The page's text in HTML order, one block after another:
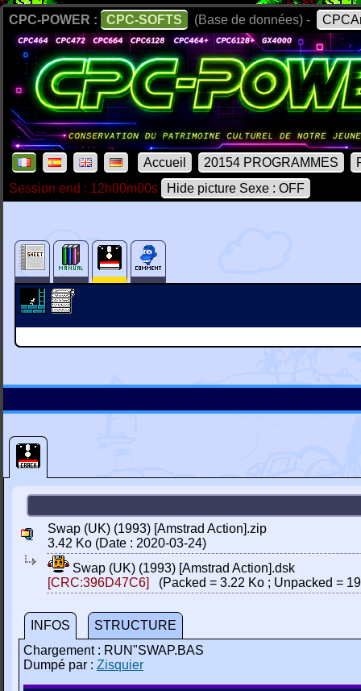
CPC-POWER : CPC-SOFTS (Base de données) -
Accueil 20154 PROGRAMMES
Session end : 12h00m00s
Hide picture Sexe : OFF
Swap (UK) (1993) [Amstrad Action].zip
3.42 Ko (Date : 2020-03-24)
Swap (UK) (1993) [Amstrad Action].dsk
[CRC:396D47C6]
(Packed = 3.22 Ko ; Unpacked =
INFOS
STRUCTURE
Chargement : RUN"SWAP.BAS
Dumpé par : Zisquier